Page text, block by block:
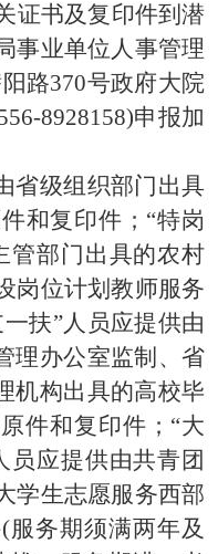
证书及复印件到潜
事业单位人事管理
路370号政府大院
8928158)申报加
省级组织部门出具
和复印件；“特岗
管部门出具的农村
岗位计划教师服务
扶”人员应提供由
理办公室监制、省
机构出具的高校毕
件和复印件；“大
员应提供由共青团
学生志愿服务西部
务期须满两年及